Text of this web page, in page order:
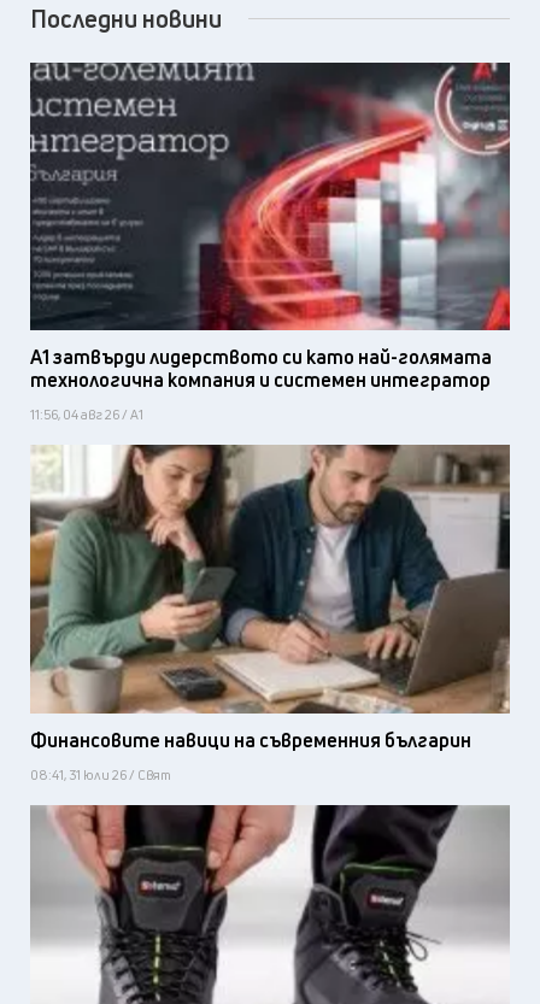
Последни новини
А1 затвърди лидерството си като най-голямата
технологична компания и системен интегратор
11:56, 04 авг 26 / А1
Финансовите навици на съвременния българин
08:41, 31 юли 26 / Свят